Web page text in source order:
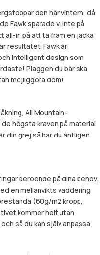
den här vintern, då
Fawk sparade vi inte på
all-in på att ta fram en jacka
resultatet. Fawk är
intelligent design som
Plaggen du bär ska
möjliggöra dom!
All Mountain-
högsta kraven på material
din grej så har du äntligen
beroende på dina behov.
en mellanvikts vaddering
(60g/m2 kropp,
kommer helt utan
så du kan själv anpassa